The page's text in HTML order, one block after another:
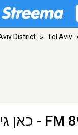
District » Tel Aviv
כאן - FM